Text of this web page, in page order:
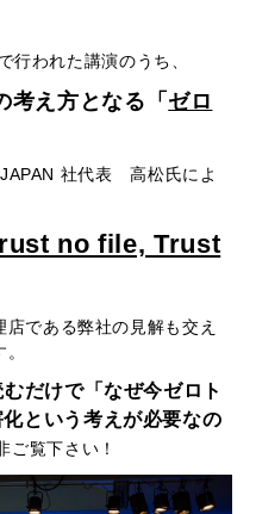
行われた講演のうち、
考え方となる「 ゼロ
社代表 高松氏によ
no file, Trust
である弊社の見解も交え
だけで「なぜ今ゼロト
という考えが必要なの
ご覧下さい！